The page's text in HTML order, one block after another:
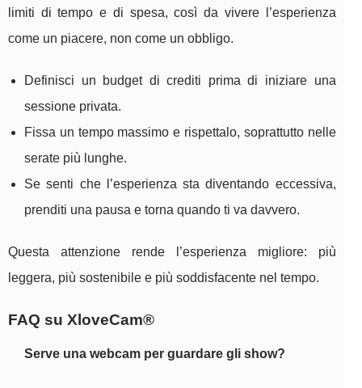
limiti di tempo e di spesa, così da vivere l’esperienza
come un piacere, non come un obbligo.
Definisci un budget di crediti prima di iniziare una
sessione privata.
Fissa un tempo massimo e rispettalo, soprattutto nelle
serate più lunghe.
Se senti che l’esperienza sta diventando eccessiva,
prenditi una pausa e torna quando ti va davvero.
Questa attenzione rende l’esperienza migliore: più
leggera, più sostenibile e più soddisfacente nel tempo.
FAQ su XloveCam®
Serve una webcam per guardare gli show?